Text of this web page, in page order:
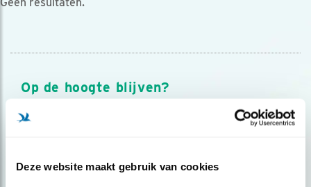
Deze website maakt gebruik van cookies
Op de hoogte blijven?
Meld je aan en ontvang nieuws, inspiratie, acties en tips
over vogels en activiteiten van Vogelbescherming.